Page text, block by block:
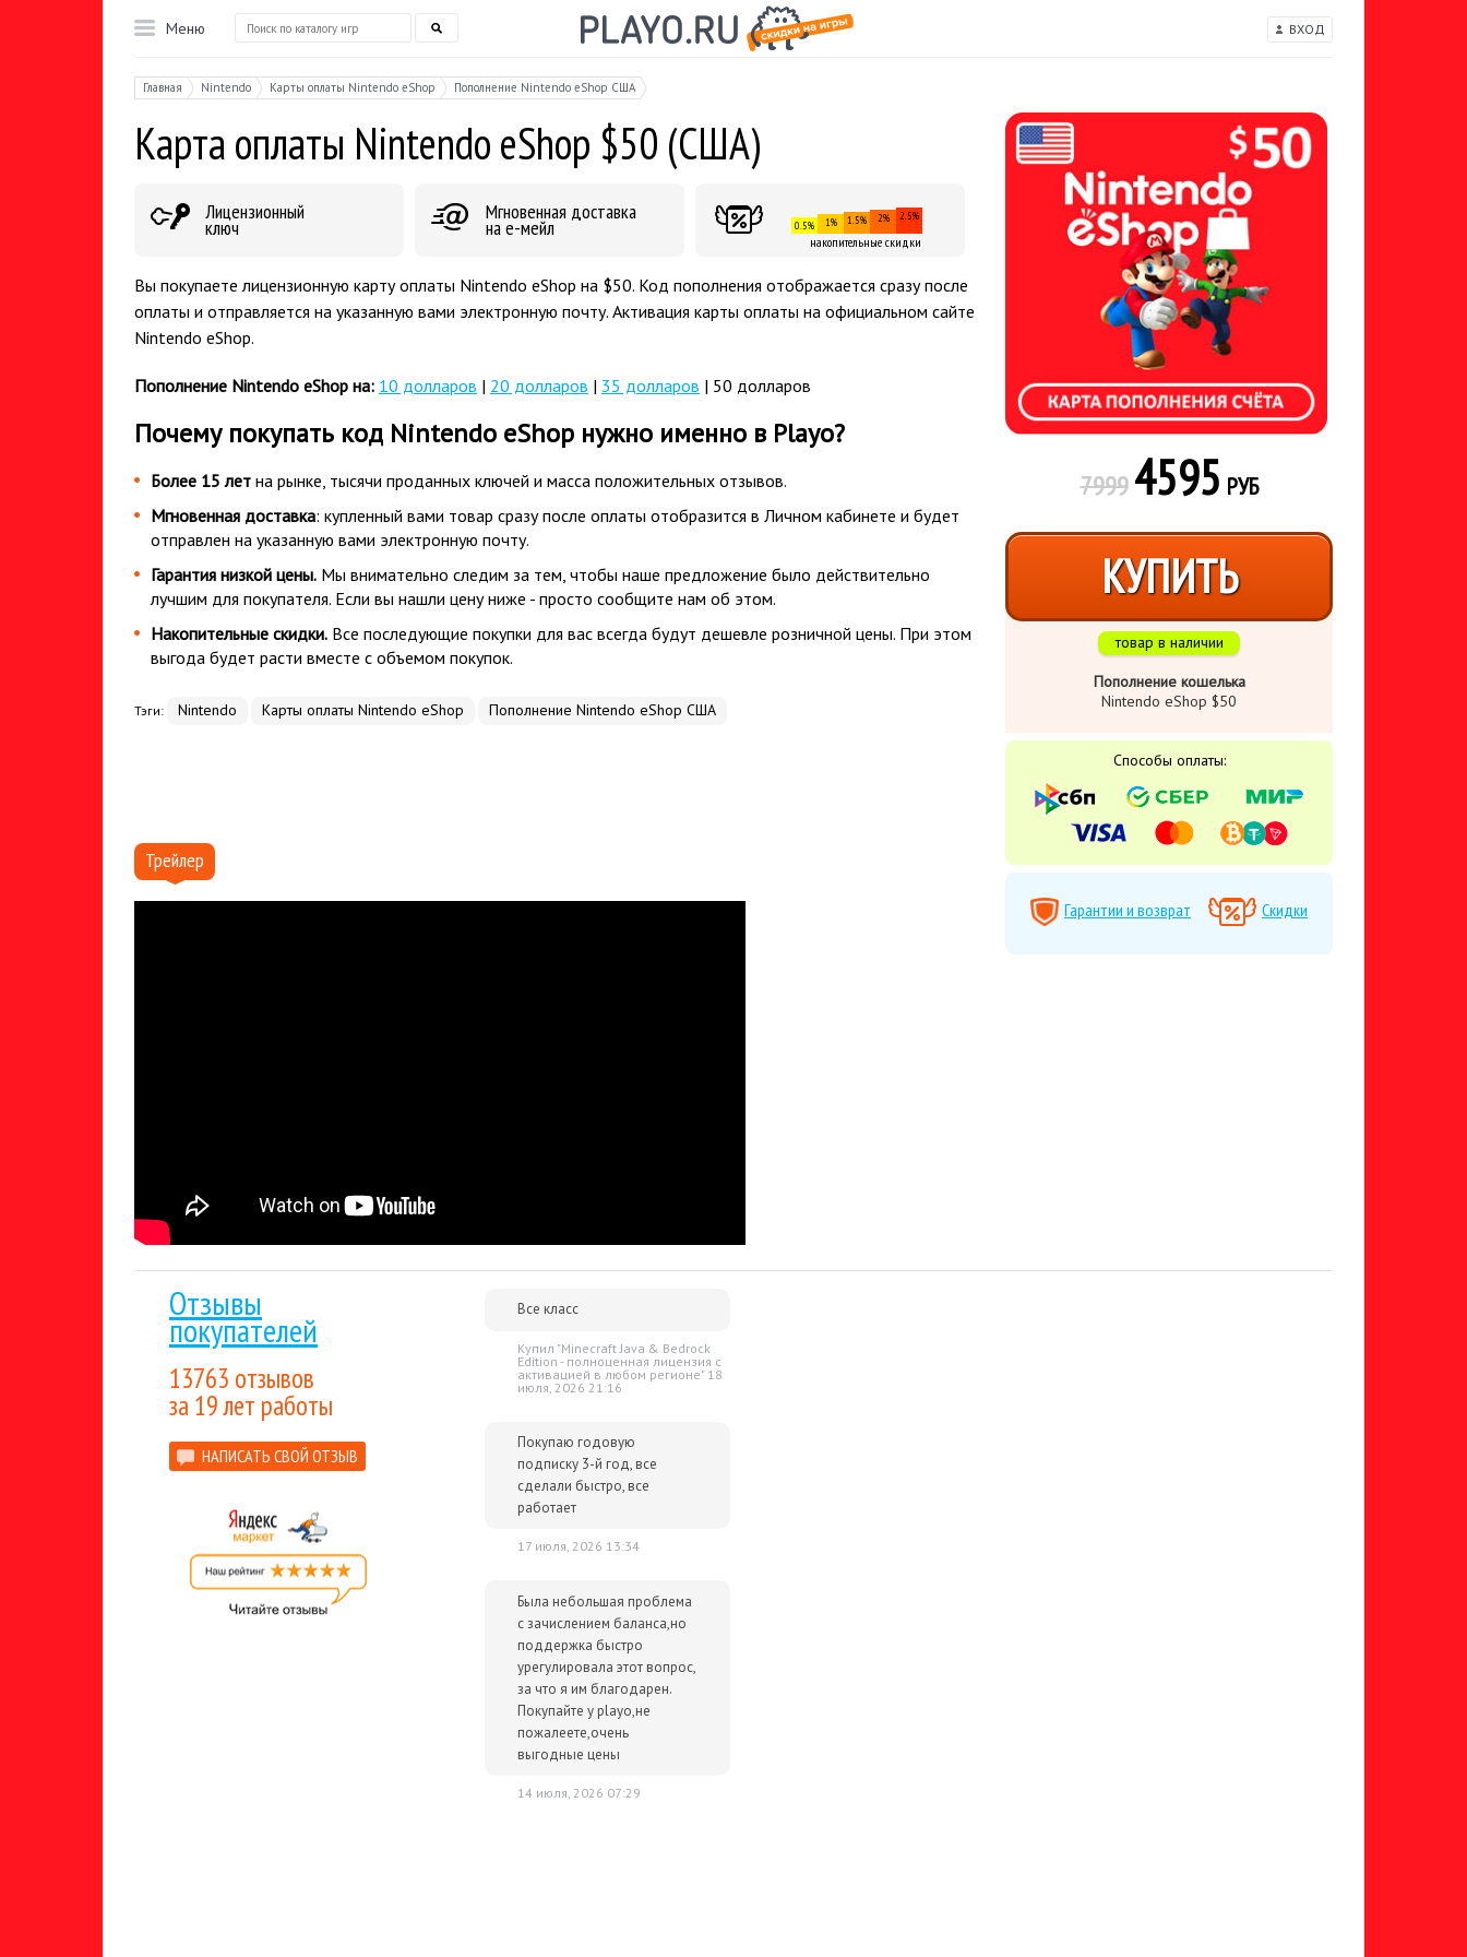
ВХОД
Меню
Главная Nintendo Карты оплаты Nintendo eShop Пополнение Nintendo eShop США
Карта оплаты Nintendo eShop $50 (США)
Лицензионный
ключ
Мгновенная доставка
на е-мейл 0.5% 1% 1.5% 2% 2.5%
накопительные скидки
Вы покупаете лицензионную карту оплаты Nintendo eShop на $50. Код пополнения отображается сразу после
оплаты и отправляется на указанную вами электронную почту. Активация карты оплаты на официальном сайте
Nintendo eShop.
Пополнение Nintendo eShop на: 10 долларов | 20 долларов | 35 долларов | 50 долларов
Почему покупать код Nintendo eShop нужно именно в Playo?
Более 15 лет на рынке, тысячи проданных ключей и масса положительных отзывов.
Мгновенная доставка: купленный вами товар сразу после оплаты отобразится в Личном кабинете и будет
отправлен на указанную вами электронную почту.
Гарантия низкой цены. Мы внимательно следим за тем, чтобы наше предложение было действительно
лучшим для покупателя. Если вы нашли цену ниже - просто сообщите нам об этом.
Накопительные скидки. Все последующие покупки для вас всегда будут дешевле розничной цены. При этом
выгода будет расти вместе с объемом покупок.
Тэги: Nintendo Карты оплаты Nintendo eShop Пополнение Nintendo eShop США
Трейлер
7999 4595 РУБ
КУПИТЬ
товар в наличии
Пополнение кошелька
Nintendo eShop $50
Способы оплаты:
Гарантии и возврат Скидки
Отзывы
покупателей
13763 отзывов
за 19 лет работы
НАПИСАТЬ СВОЙ ОТЗЫВ
Все класс
Купил "Minecraft Java & Bedrock
Edition - полноценная лицензия c
активацией в любом регионе" 18
июля, 2026 21:16
Покупаю годовую
подписку 3-й год, все
сделали быстро, все
работает
17 июля, 2026 13:34
Была небольшая проблема
с зачислением баланса,но
поддержка быстро
урегулировала этот вопрос,
за что я им благодарен.
Покупайте у playo,не
пожалеете,очень
выгодные цены
14 июля, 2026 07:29